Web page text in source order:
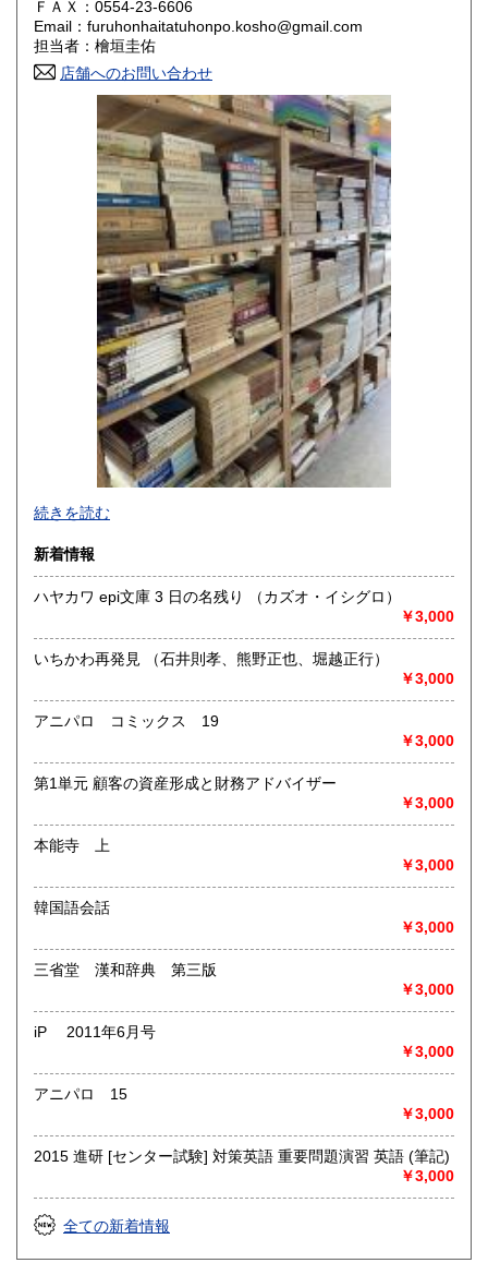
香川県 800円 愛媛県
高知県 800円
800円 長崎県
800円 大分県
800円 鹿児島県
1,500円
ＦＡＸ：0554-23-6606
Email：furuhonhaitatuhonpo.kosho@gmail.com
担当者：檜垣圭佑
店舗へのお問い合わせ
-
沿線名：-
最寄駅：-
営業時間：-
定休日：-
書籍の買取について
取り扱い分野
総記、哲学宗教、歴史、社会科学、自然科学、美術工芸、国
語国文、外国文学、古典籍、近代文献、趣味、外国書、サブ
カルチャー、古書一般（その他）
続きを読む
新着情報
ハヤカワ epi文庫 3 日の名残り （カズオ・イシグロ）
￥3,000
いちかわ再発見 （石井則孝、熊野正也、堀越正行）
￥3,000
アニパロ コミックス 19
￥3,000
第1単元 顧客の資産形成と財務アドバイザー
￥3,000
本能寺 上
￥3,000
韓国語会話
￥3,000
三省堂 漢和辞典 第三版
￥3,000
iP 2011年6月号
￥3,000
アニパロ 15
￥3,000
2015 進研 [センター試験] 対策英語 重要問題演習 英語 (筆記)
￥3,000
全ての新着情報